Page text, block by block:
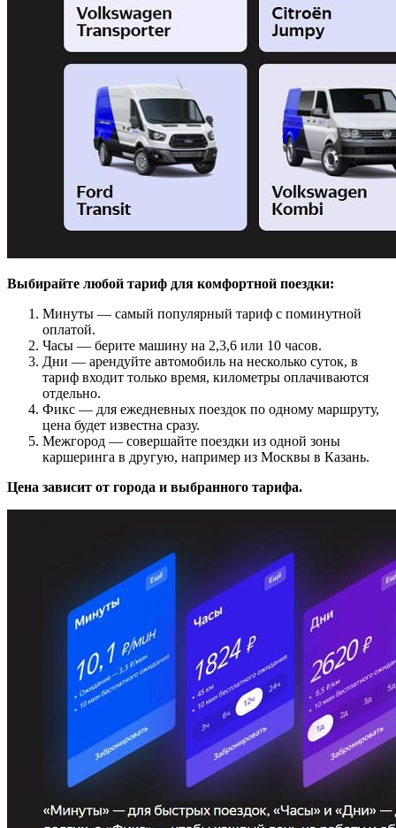
Выбирайте любой тариф для комфортной поездки:
Минуты — самый популярный тариф с поминутной
оплатой.
Часы — берите машину на 2,3,6 или 10 часов.
Дни — арендуйте автомобиль на несколько суток, в
тариф входит только время, километры оплачиваются
отдельно.
Фикс — для ежедневных поездок по одному маршруту,
цена будет известна сразу.
Межгород — совершайте поездки из одной зоны
каршеринга в другую, например из Москвы в Казань.
Цена зависит от города и выбранного тарифа.